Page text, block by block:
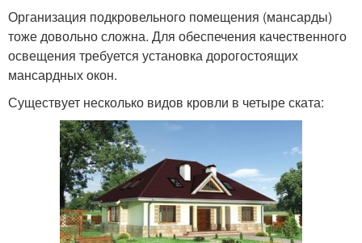
Организация подкровельного помещения (мансарды)
тоже довольно сложна. Для обеспечения качественного
освещения требуется установка дорогостоящих
мансардных окон.
Существует несколько видов кровли в четыре ската: